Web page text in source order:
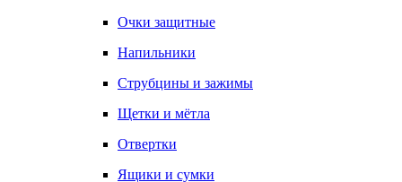
Очки защитные
Напильники
Струбцины и зажимы
Щетки и мётла
Отвертки
Ящики и сумки